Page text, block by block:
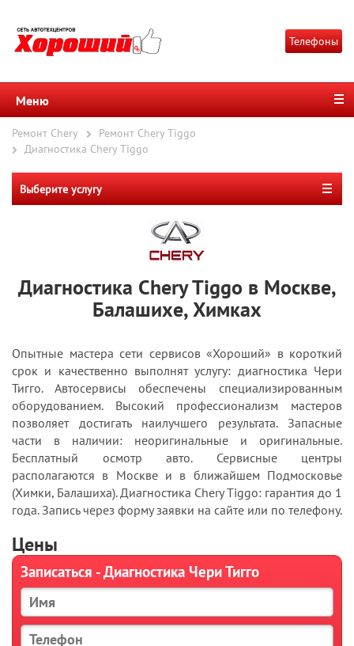
Телефоны
Меню
Ремонт Chery
Ремонт Chery Tiggo
Диагностика Chery Tiggo
Выберите услугу
Диагностика Chery Tiggo в Москве,
Балашихе, Химках
Опытные мастера сети сервисов «Хороший» в короткий
срок и качественно выполнят услугу: диагностика Чери
Тигго. Автосервисы обеспечены специализированным
оборудованием. Высокий профессионализм мастеров
позволяет достигать наилучшего результата. Запасные
части в наличии: неоригинальные и оригинальные.
Бесплатный осмотр авто. Сервисные центры
располагаются в Москве и в ближайшем Подмосковье
(Химки, Балашиха). Диагностика Chery Tiggo: гарантия до 1
года. Запись через форму заявки на сайте или по телефону.
Цены
Записаться - Диагностика Чери Тигго